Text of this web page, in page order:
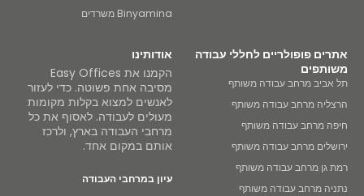
Binyamina משרדים
פופולריים לחללי עבודה
מרחב עבודה משותף
מרחב עבודה משותף
מרחב עבודה משותף
מרחב עבודה משותף
גן מרחב עבודה משותף
מרחב עבודה משותף
אודותינו
הקמנו את Easy Offices
מסיבה אחת פשוטה. כדי לעזור
לאנשים למצוא בקלות מקומות
מעולים לעבודה. לאסוף את כל
מרחבי העבודה בארץ, ולרכז
אותם במקום אחד.
עיון במרחבי העבודה